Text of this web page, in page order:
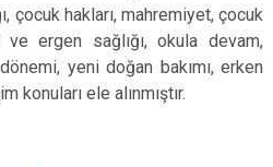
çocuk hakları, mahremiyet, çocuk
ergen sağlığı, okula devam,
yeni doğan bakımı, erken
ele alınmıştır.